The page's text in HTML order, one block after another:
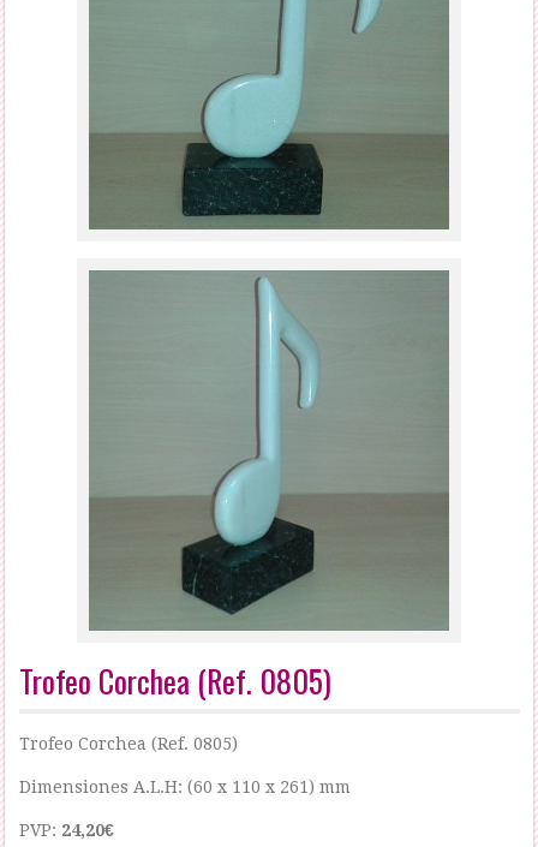
Trofeo Corchea (Ref. 0805)
Trofeo Corchea (Ref. 0805)
Dimensiones A.L.H: (60 x 110 x 261) mm
PVP: 24,20€